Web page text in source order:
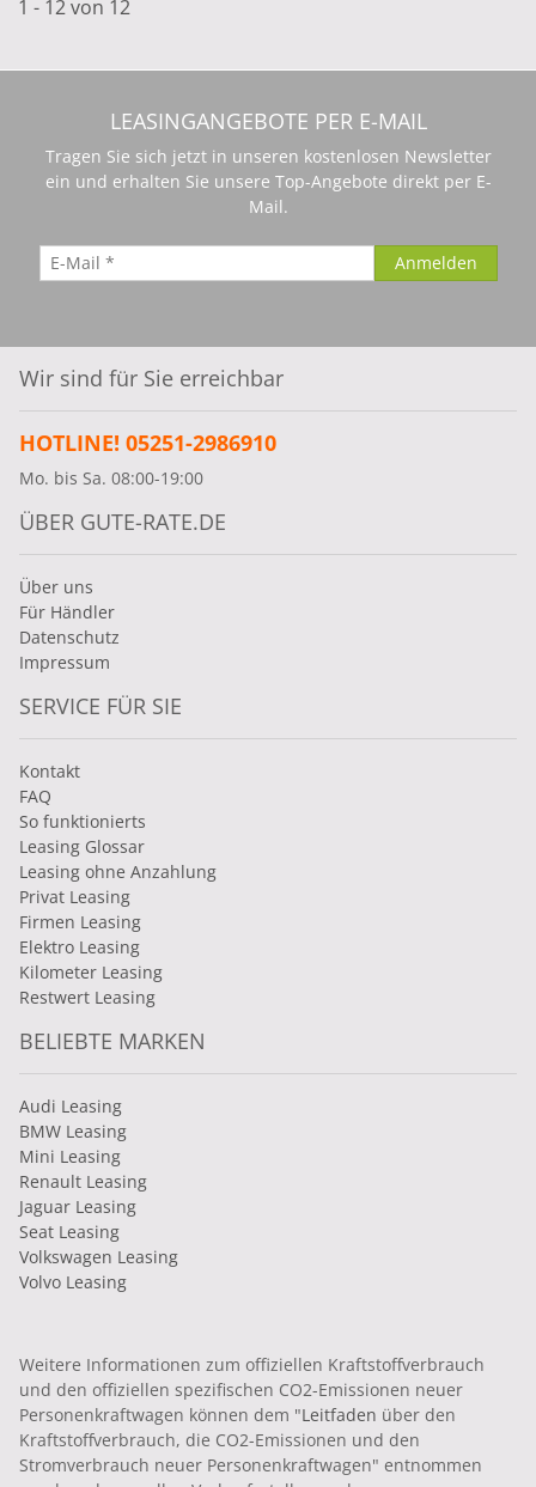
1 - 12 von 12
LEASINGANGEBOTE PER E-MAIL
Tragen Sie sich jetzt in unseren kostenlosen Newsletter
ein und erhalten Sie unsere Top-Angebote direkt per E-
Mail.
Wir sind für Sie erreichbar
HOTLINE! 05251-2986910
Mo. bis Sa. 08:00-19:00
ÜBER GUTE-RATE.DE
Über uns
Für Händler
Datenschutz
Impressum
SERVICE FÜR SIE
Kontakt
FAQ
So funktionierts
Leasing Glossar
Leasing ohne Anzahlung
Privat Leasing
Firmen Leasing
Elektro Leasing
Kilometer Leasing
Restwert Leasing
BELIEBTE MARKEN
Audi Leasing
BMW Leasing
Mini Leasing
Renault Leasing
Jaguar Leasing
Seat Leasing
Volkswagen Leasing
Volvo Leasing
Weitere Informationen zum offiziellen Kraftstoffverbrauch
und den offiziellen spezifischen CO2-Emissionen neuer
Personenkraftwagen können dem "Leitfaden über den
Kraftstoffverbrauch, die CO2-Emissionen und den
Stromverbrauch neuer Personenkraftwagen" entnommen